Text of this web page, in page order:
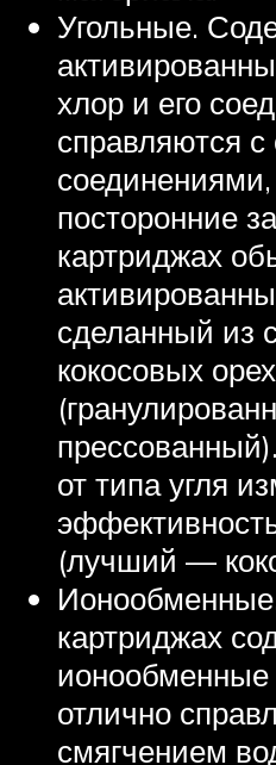
Угольные.
хлор и его
справляются с
посторонние
картриджах
сделанный из
кокосовых
от типа угля
(лучший —
картриджах
отлично
смягчением